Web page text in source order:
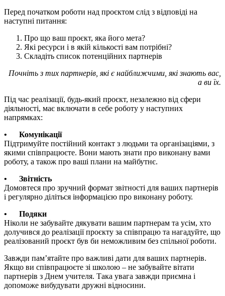
Перед початком роботи над проєктом слід з відповіді на
наступні питання:
Про що ваш проєкт, яка його мета?
Які ресурси і в якій кількості вам потрібні?
Складіть список потенційних партнерів
Почніть з тих партнерів, які є найближчими, які знають вас,
а ви їх.
Під час реалізації, будь-який проєкт, незалежно від сфери
діяльності, має включати в себе роботу у наступних
напрямках:
•
Комунікації
Підтримуйте постійний контакт з людьми та організаціями, з
якими співпрацюєте. Вони мають знати про виконану вами
роботу, а також про ваші плани на майбутнє.
•
Звітність
Домовтеся про зручний формат звітності для ваших партнерів
і регулярно діліться інформацією про виконану роботу.
•
Подяки
Ніколи не забувайте дякувати вашим партнерам та усім, хто
долучився до реалізації проєкту за співпрацю та нагадуйте, що
реалізований проєкт був би неможливим без спільної роботи.
Завжди пам’ятайте про важливі дати для ваших партнерів.
Якщо ви співпрацюєте зі школою – не забувайте вітати
партнерів з Днем учителя. Така увага завжди приємна і
допоможе вибудувати дружні відносини.